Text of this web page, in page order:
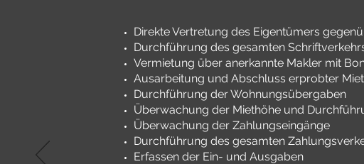
Direkte Vertretung des Eigentümers
Durchführung des gesamten
Vermietung über anerkannte Makler mit
Ausarbeitung und Abschluss erprobter
Durchführung der Wohnungsübergaben
Überwachung der Miethöhe und
Überwachung der Zahlungseingänge
Durchführung des gesamten
Erfassen der Ein- und Ausgaben